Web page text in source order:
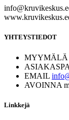
YHTEYSTIEDOT
MYYMÄLÄ
EMAIL
AVOINNA
Linkkejä